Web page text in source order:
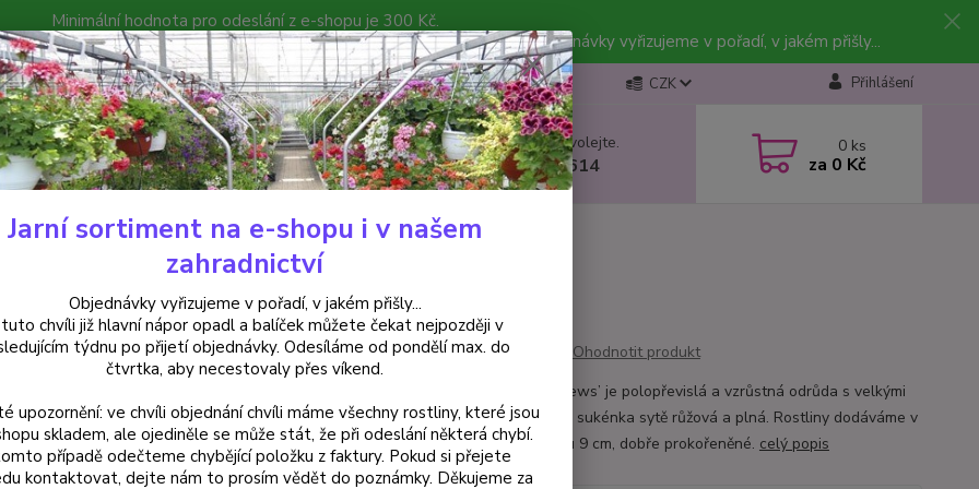
Minimální hodnota pro odeslání z e-shopu je 300 Kč.
můžete čekat nejpozději v následujícím týdnu po přijetí objednávky. Objednávky vyřizujeme v pořadí, v jakém přišly...
Poradna Kontakty CZK Přihlášení
Hledat Nevíte si rady? Zavolejte.
+420 602 223 614
0 ks
za 0 Kč
Fuchsie Garden News Fuchsie 532
News Fuchsie 532
Ohodnotit produkt
Fuchsie ‘Garden News’ je polopřevislá a vzrůstná odrůda s velkými
květy, korunka bílá, sukénka sytě růžová a plná. Rostliny dodáváme v
květináči o průměru 9 cm, dobře prokořeněné. celý popis
Jarní sortiment na e-shopu i v našem
zahradnictví
Objednávky vyřizujeme v pořadí, v jakém přišly...
chvíli již hlavní nápor opadl a balíček můžete čekat nejpozději v
týdnu po přijetí objednávky. Odesíláme od pondělí max. do
čtvrtka, aby necestovaly přes víkend.
upozornění: ve chvíli objednání chvíli máme všechny rostliny, které jsou
skladem, ale ojediněle se může stát, že při odeslání některá chybí.
případě odečteme chybějící položku z faktury. Pokud si přejete
kontaktovat, dejte nám to prosím vědět do poznámky. Děkujeme za